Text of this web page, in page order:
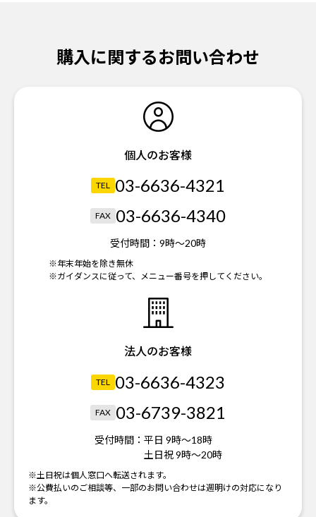
購入に関するお問い合わせ
個人のお客様
TEL 03-6636-4321
FAX 03-6636-4340
受付時間： 9時～20時
※年末年始を除き無休
※ガイダンスに従って、メニュー番号を押してください。
法人のお客様
TEL 03-6636-4323
FAX 03-6739-3821
受付時間： 平日 9時～18時
土日祝 9時～20時
※土日祝は個人窓口へ転送されます。
※公費払いのご相談等、一部のお問い合わせは週明けの対応になり
ます。